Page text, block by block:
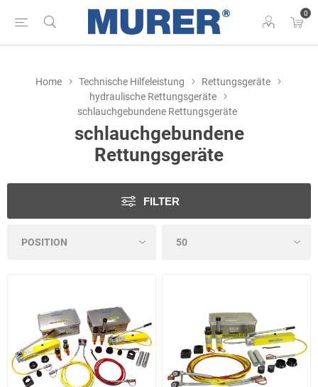
0
Home Technische Hilfeleistung
Rettungsgeräte
hydraulische Rettungsgeräte
schlauchgebundene Rettungsgeräte
schlauchgebundene
Rettungsgeräte
FILTER